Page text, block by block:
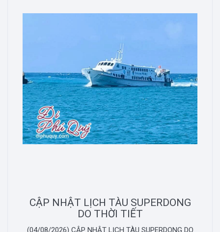
CẬP NHẬT LỊCH TÀU SUPERDONG
DO THỜI TIẾT
(04/08/2026) CẬP NHẬT LỊCH TÀU SUPERDONG DO